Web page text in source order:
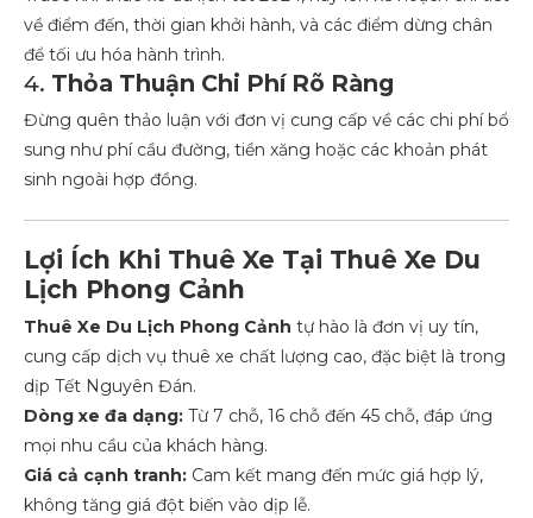
về điểm đến, thời gian khởi hành, và các điểm dừng chân
để tối ưu hóa hành trình.
4. Thỏa Thuận Chi Phí Rõ Ràng
Đừng quên thảo luận với đơn vị cung cấp về các chi phí bổ
sung như phí cầu đường, tiền xăng hoặc các khoản phát
sinh ngoài hợp đồng.
Lợi Ích Khi Thuê Xe Tại Thuê Xe Du
Lịch Phong Cảnh
Thuê Xe Du Lịch Phong Cảnh tự hào là đơn vị uy tín,
cung cấp dịch vụ thuê xe chất lượng cao, đặc biệt là trong
dịp Tết Nguyên Đán.
Dòng xe đa dạng: Từ 7 chỗ, 16 chỗ đến 45 chỗ, đáp ứng
mọi nhu cầu của khách hàng.
Giá cả cạnh tranh: Cam kết mang đến mức giá hợp lý,
không tăng giá đột biến vào dịp lễ.